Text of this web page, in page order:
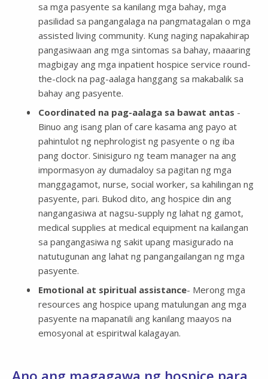
sa mga pasyente sa kanilang mga bahay, mga
pasilidad sa pangangalaga na pangmatagalan o mga
assisted living community. Kung naging napakahirap
pangasiwaan ang mga sintomas sa bahay, maaaring
magbigay ang mga inpatient hospice service round-
the-clock na pag-aalaga hanggang sa makabalik sa
bahay ang pasyente.
Coordinated na pag-aalaga sa bawat antas -
Binuo ang isang plan of care kasama ang payo at
pahintulot ng nephrologist ng pasyente o ng iba
pang doctor. Sinisiguro ng team manager na ang
impormasyon ay dumadaloy sa pagitan ng mga
manggagamot, nurse, social worker, sa kahilingan ng
pasyente, pari. Bukod dito, ang hospice din ang
nangangasiwa at nagsu-supply ng lahat ng gamot,
medical supplies at medical equipment na kailangan
sa pangangasiwa ng sakit upang masigurado na
natutugunan ang lahat ng pangangailangan ng mga
pasyente.
Emotional at spiritual assistance- Merong mga
resources ang hospice upang matulungan ang mga
pasyente na mapanatili ang kanilang maayos na
emosyonal at espiritwal kalagayan.